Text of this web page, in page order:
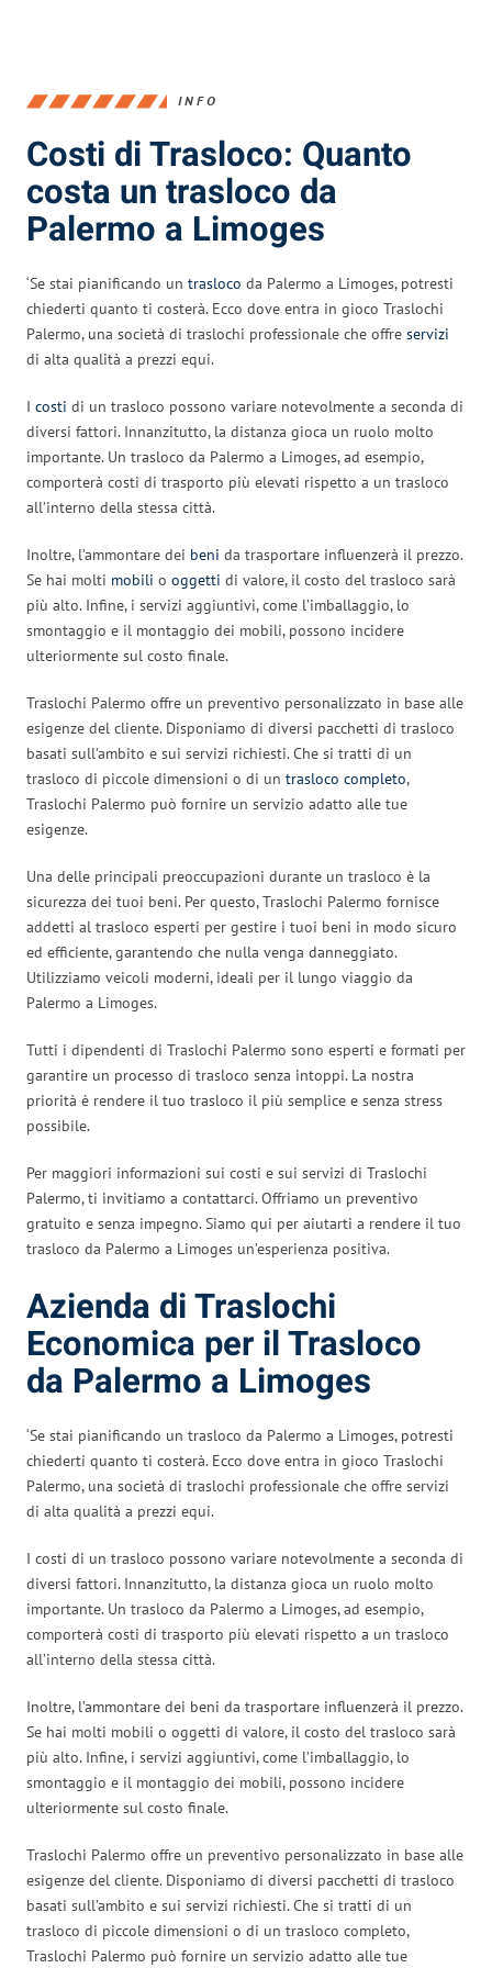
INFO
Costi di Trasloco: Quanto
costa un trasloco da
Palermo a Limoges
‘Se stai pianificando un trasloco da Palermo a Limoges, potresti
chiederti quanto ti costerà. Ecco dove entra in gioco Traslochi
Palermo, una società di traslochi professionale che offre servizi
di alta qualità a prezzi equi.
I costi di un trasloco possono variare notevolmente a seconda di
diversi fattori. Innanzitutto, la distanza gioca un ruolo molto
importante. Un trasloco da Palermo a Limoges, ad esempio,
comporterà costi di trasporto più elevati rispetto a un trasloco
all’interno della stessa città.
Inoltre, l’ammontare dei beni da trasportare influenzerà il prezzo.
Se hai molti mobili o oggetti di valore, il costo del trasloco sarà
più alto. Infine, i servizi aggiuntivi, come l’imballaggio, lo
smontaggio e il montaggio dei mobili, possono incidere
ulteriormente sul costo finale.
Traslochi Palermo offre un preventivo personalizzato in base alle
esigenze del cliente. Disponiamo di diversi pacchetti di trasloco
basati sull’ambito e sui servizi richiesti. Che si tratti di un
trasloco di piccole dimensioni o di un trasloco completo,
Traslochi Palermo può fornire un servizio adatto alle tue
esigenze.
Una delle principali preoccupazioni durante un trasloco è la
sicurezza dei tuoi beni. Per questo, Traslochi Palermo fornisce
addetti al trasloco esperti per gestire i tuoi beni in modo sicuro
ed efficiente, garantendo che nulla venga danneggiato.
Utilizziamo veicoli moderni, ideali per il lungo viaggio da
Palermo a Limoges.
Tutti i dipendenti di Traslochi Palermo sono esperti e formati per
garantire un processo di trasloco senza intoppi. La nostra
priorità è rendere il tuo trasloco il più semplice e senza stress
possibile.
Per maggiori informazioni sui costi e sui servizi di Traslochi
Palermo, ti invitiamo a contattarci. Offriamo un preventivo
gratuito e senza impegno. Siamo qui per aiutarti a rendere il tuo
trasloco da Palermo a Limoges un’esperienza positiva.
Azienda di Traslochi
Economica per il Trasloco
da Palermo a Limoges
‘Se stai pianificando un trasloco da Palermo a Limoges, potresti
chiederti quanto ti costerà. Ecco dove entra in gioco Traslochi
Palermo, una società di traslochi professionale che offre servizi
di alta qualità a prezzi equi.
I costi di un trasloco possono variare notevolmente a seconda di
diversi fattori. Innanzitutto, la distanza gioca un ruolo molto
importante. Un trasloco da Palermo a Limoges, ad esempio,
comporterà costi di trasporto più elevati rispetto a un trasloco
all’interno della stessa città.
Inoltre, l’ammontare dei beni da trasportare influenzerà il prezzo.
Se hai molti mobili o oggetti di valore, il costo del trasloco sarà
più alto. Infine, i servizi aggiuntivi, come l’imballaggio, lo
smontaggio e il montaggio dei mobili, possono incidere
ulteriormente sul costo finale.
Traslochi Palermo offre un preventivo personalizzato in base alle
esigenze del cliente. Disponiamo di diversi pacchetti di trasloco
basati sull’ambito e sui servizi richiesti. Che si tratti di un
trasloco di piccole dimensioni o di un trasloco completo,
Traslochi Palermo può fornire un servizio adatto alle tue